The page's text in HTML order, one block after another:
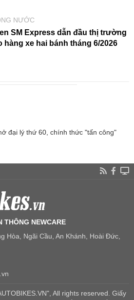
NƯỚC
SM Express dẫn đầu thị trường
hàng xe hai bánh tháng 6/2026
đại lý thứ 60, chính thức "tấn công"
THÔNG NEWCARE
Hòa, Ngãi Cầu, An Khánh, Hoài Đức,
All rights reserved. Giấy